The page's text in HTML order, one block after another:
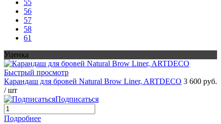
55
56
57
58
61
Уценка
Быстрый просмотр
Карандаш для бровей Natural Brow Liner, ARTDECO 3 600 руб.
/ шт
Подписаться
Подробнее